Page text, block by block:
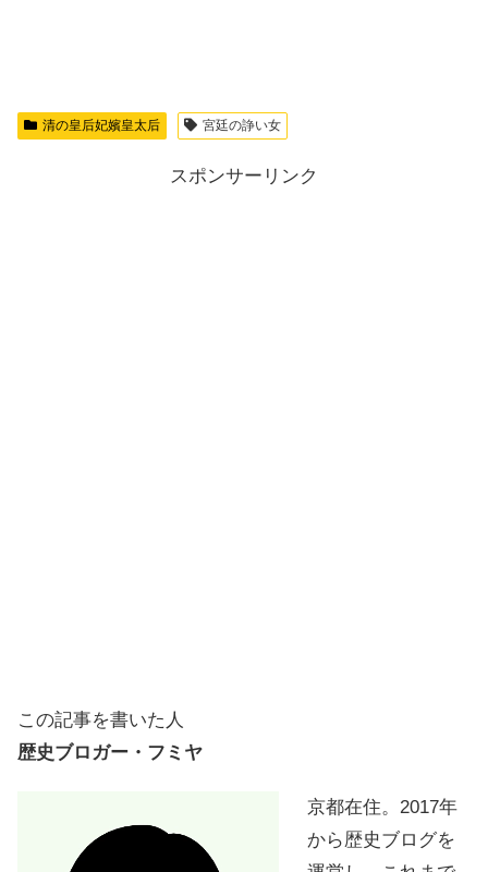
清の皇后妃嬪皇太后 宮廷の諍い女
スポンサーリンク
この記事を書いた人
歴史ブロガー・フミヤ
京都在住。2017年
から歴史ブログを